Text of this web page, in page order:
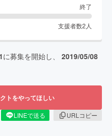
終了
支援者数2 人
に募集を開始し、 2019/05/08
トをやってほしい
LINEで送る
URLコピー